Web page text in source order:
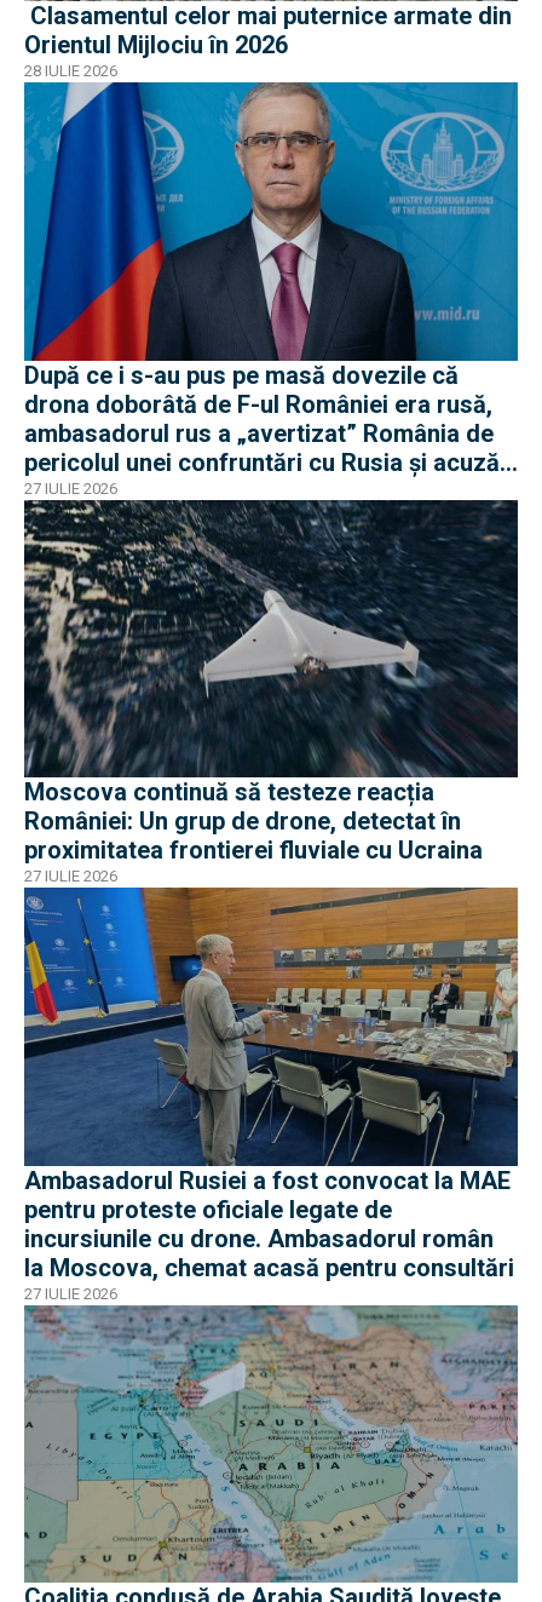
Clasamentul celor mai puternice armate din
Orientul Mijlociu în 2026
28 IULIE 2026
După ce i s-au pus pe masă dovezile că
drona doborâtă de F-ul României era rusă,
ambasadorul rus a „avertizat” România de
pericolul unei confruntări cu Rusia și acuză
o „înscenare propagandistă”
27 IULIE 2026
Moscova continuă să testeze reacția
României: Un grup de drone, detectat în
proximitatea frontierei fluviale cu Ucraina
27 IULIE 2026
Ambasadorul Rusiei a fost convocat la MAE
pentru proteste oficiale legate de
incursiunile cu drone. Ambasadorul român
la Moscova, chemat acasă pentru consultări
27 IULIE 2026